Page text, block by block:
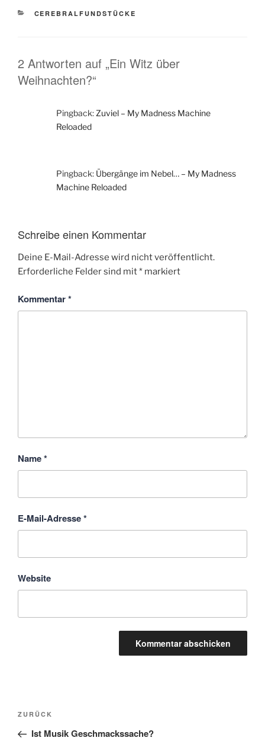
KATEGORIEN
CEREBRALFUNDSTÜCKE
2 Antworten auf „Ein Witz über
Weihnachten?“
Pingback: Zuviel – My Madness Machine
Reloaded
Pingback: Übergänge im Nebel… – My Madness
Machine Reloaded
Schreibe einen Kommentar
Deine E-Mail-Adresse wird nicht veröffentlicht.
Erforderliche Felder sind mit* markiert
Kommentar*
Name*
E-Mail-Adresse*
Website
Beitragsnavigation
Vorheriger
Beitrag
ZURÜCK
Ist Musik Geschmackssache?